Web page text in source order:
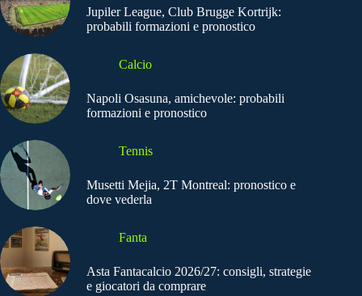
Jupiler League, Club Brugge Kortrijk:
probabili formazioni e pronostico
Calcio
Napoli Osasuna, amichevole: probabili
formazioni e pronostico
Tennis
Musetti Mejia, 2T Montreal: pronostico e
dove vederla
Fanta
Asta Fantacalcio 2026/27: consigli, strategie
e giocatori da comprare